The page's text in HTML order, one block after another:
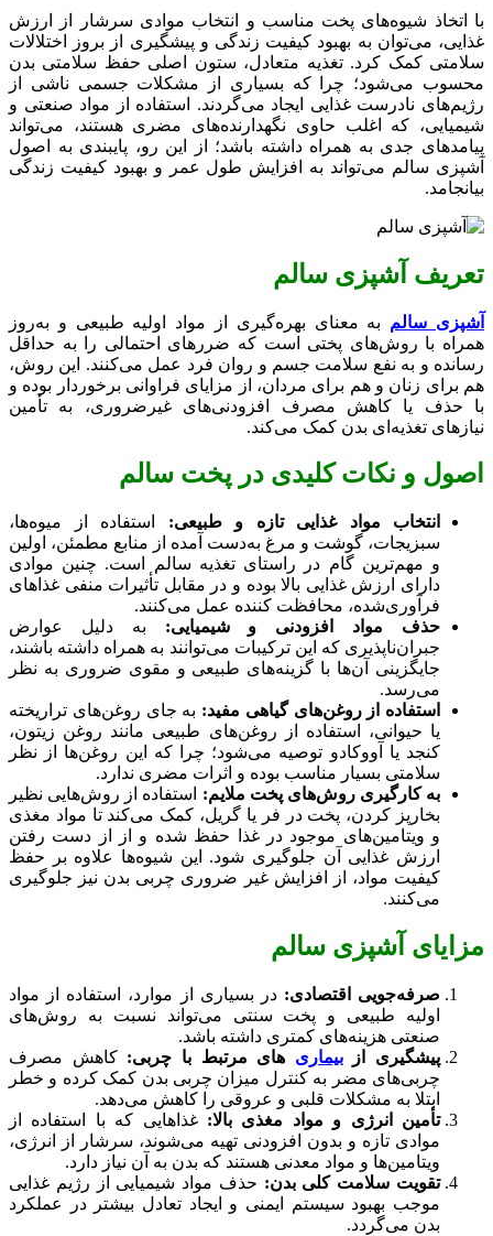
با اتخاذ شیوه‌های پخت مناسب و انتخاب موادی سرشار از ارزش
غذایی، می‌توان به بهبود کیفیت زندگی و پیشگیری از بروز اختلالات
سلامتی کمک کرد. تغذیه متعادل، ستون اصلی حفظ سلامتی بدن
محسوب می‌شود؛ چرا که بسیاری از مشکلات جسمی ناشی از
رژیم‌های نادرست غذایی ایجاد می‌گردند. استفاده از مواد صنعتی و
شیمیایی، که اغلب حاوی نگهدارنده‌های مضری هستند، می‌تواند
پیامدهای جدی به همراه داشته باشد؛ از این رو، پایبندی به اصول
آشپزی سالم می‌تواند به افزایش طول عمر و بهبود کیفیت زندگی
بیانجامد.
تعریف آشپزی سالم
آشپزی سالم به معنای بهره‌گیری از مواد اولیه طبیعی و به‌روز
همراه با روش‌های پختی است که ضررهای احتمالی را به حداقل
رسانده و به نفع سلامت جسم و روان فرد عمل می‌کنند. این روش،
هم برای زنان و هم برای مردان، از مزایای فراوانی برخوردار بوده و
با حذف یا کاهش مصرف افزودنی‌های غیرضروری، به تأمین
نیازهای تغذیه‌ای بدن کمک می‌کند.
اصول و نکات کلیدی در پخت سالم
انتخاب مواد غذایی تازه و طبیعی: استفاده از میوه‌ها،
سبزیجات، گوشت و مرغ به‌دست آمده از منابع مطمئن، اولین
و مهم‌ترین گام در راستای تغذیه سالم است. چنین موادی
دارای ارزش غذایی بالا بوده و در مقابل تأثیرات منفی غذاهای
فرآوری‌شده، محافظت کننده عمل می‌کنند.
حذف مواد افزودنی و شیمیایی: به دلیل عوارض
جبران‌ناپذیری که این ترکیبات می‌توانند به همراه داشته باشند،
جایگزینی آن‌ها با گزینه‌های طبیعی و مقوی ضروری به نظر
می‌رسد.
استفاده از روغن‌های گیاهی مفید: به جای روغن‌های تراریخته
یا حیوانی، استفاده از روغن‌های طبیعی مانند روغن زیتون،
کنجد یا آووکادو توصیه می‌شود؛ چرا که این روغن‌ها از نظر
سلامتی بسیار مناسب بوده و اثرات مضری ندارد.
به کارگیری روش‌های پخت ملایم: استفاده از روش‌هایی نظیر
بخارپز کردن، پخت در فر یا گریل، کمک می‌کند تا مواد مغذی
و ویتامین‌های موجود در غذا حفظ شده و از از دست رفتن
ارزش غذایی آن جلوگیری شود. این شیوه‌ها علاوه بر حفظ
کیفیت مواد، از افزایش غیر ضروری چربی بدن نیز جلوگیری
می‌کنند.
مزایای آشپزی سالم
صرفه‌جویی اقتصادی: در بسیاری از موارد، استفاده از مواد
اولیه طبیعی و پخت سنتی می‌تواند نسبت به روش‌های
صنعتی هزینه‌های کمتری داشته باشد.
پیشگیری ازبیماری‌ های مرتبط با چربی: کاهش مصرف
چربی‌های مضر به کنترل میزان چربی بدن کمک کرده و خطر
ابتلا به مشکلات قلبی و عروقی را کاهش می‌دهد.
تأمین انرژی و مواد مغذی بالا: غذاهایی که با استفاده از
موادی تازه و بدون افزودنی تهیه می‌شوند، سرشار از انرژی،
ویتامین‌ها و مواد معدنی هستند که بدن به آن نیاز دارد.
تقویت سلامت کلی بدن: حذف مواد شیمیایی از رژیم غذایی
موجب بهبود سیستم ایمنی و ایجاد تعادل بیشتر در عملکرد
بدن می‌گردد.